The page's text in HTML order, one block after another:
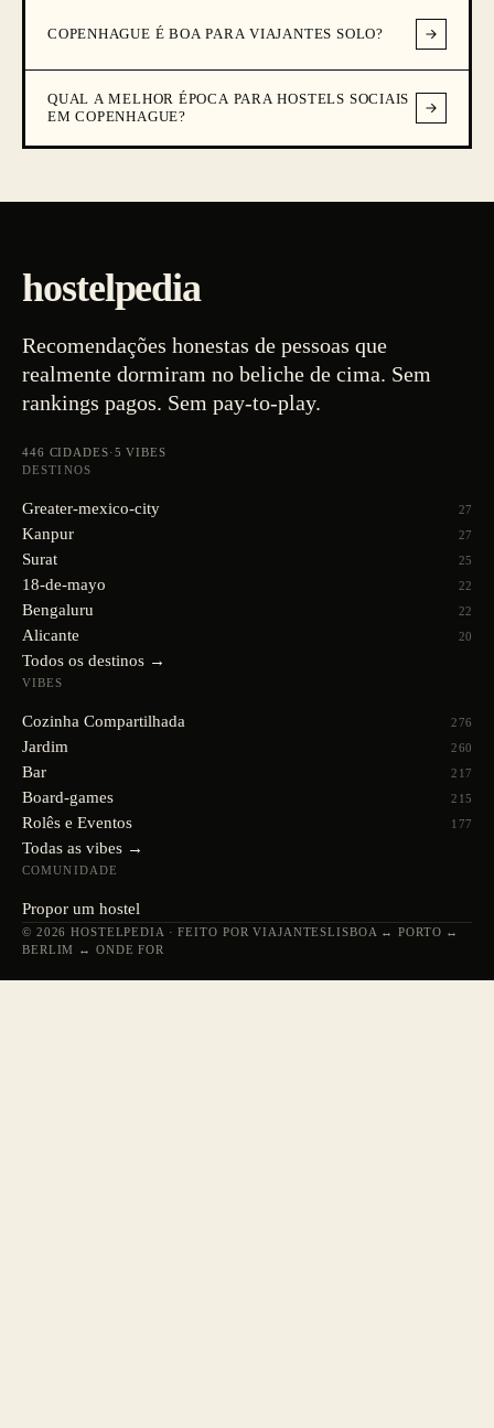
COPENHAGUE É BOA PARA VIAJANTES SOLO?
QUAL A MELHOR ÉPOCA PARA HOSTELS SOCIAIS
EM COPENHAGUE?
hostelpedia
Recomendações honestas de pessoas que
realmente dormiram no beliche de cima. Sem
rankings pagos. Sem pay-to-play.
446 CIDADES·5 VIBES
DESTINOS
Greater-mexico-city 27
Kanpur 27
Surat 25
18-de-mayo 22
Bengaluru 22
Alicante 20
Todos os destinos →
VIBES
Cozinha Compartilhada 276
Jardim 260
Bar 217
Board-games 215
Rolês e Eventos 177
Todas as vibes →
COMUNIDADE
Propor um hostel
© 2026 HOSTELPEDIA · FEITO POR VIAJANTESLISBOA ↔ PORTO ↔
BERLIM ↔ ONDE FOR